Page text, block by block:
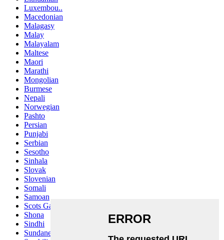
Luxembou..
Macedonian
Malagasy
Malay
Malayalam
Maltese
Maori
Marathi
Mongolian
Burmese
Nepali
Norwegian
Pashto
Persian
Punjabi
Serbian
Sesotho
Sinhala
Slovak
Slovenian
Somali
Samoan
Scots Gaelic
Shona
Sindhi
Sundanese